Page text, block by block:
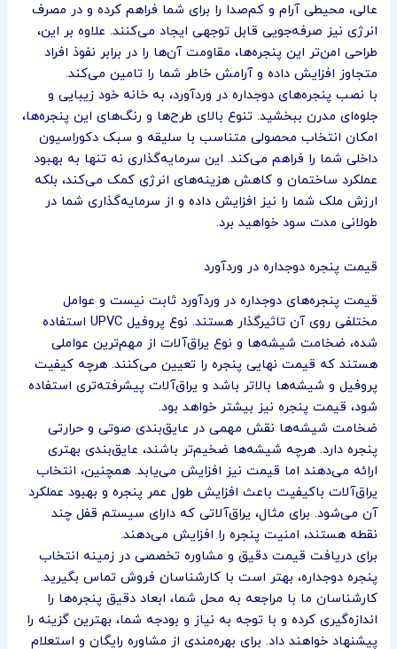
عالی، محیطی آرام و کم‌صدا را برای شما فراهم کرده و در مصرف
انرژی نیز صرفه‌جویی قابل توجهی ایجاد می‌کنند. علاوه بر این،
طراحی امن‌تر این پنجره‌ها، مقاومت آن‌ها را در برابر نفوذ افراد
متجاوز افزایش داده و آرامش خاطر شما را تامین می‌کند.
با نصب پنجره‌های دوجداره در وردآورد، به خانه خود زیبایی و
جلوه‌ای مدرن ببخشید. تنوع بالای طرح‌ها و رنگ‌های این پنجره‌ها،
امکان انتخاب محصولی متناسب با سلیقه و سبک دکوراسیون
داخلی شما را فراهم می‌کند. این سرمایه‌گذاری نه تنها به بهبود
عملکرد ساختمان و کاهش هزینه‌های انرژی کمک می‌کند، بلکه
ارزش ملک شما را نیز افزایش داده و از سرمایه‌گذاری شما در
طولانی مدت سود خواهید برد.
قیمت پنجره دوجداره در وردآورد
قیمت پنجره‌های دوجداره در وردآورد ثابت نیست و عوامل
مختلفی روی آن تاثیرگذار هستند. نوع پروفیل UPVC استفاده
شده، ضخامت شیشه‌ها و نوع یراق‌آلات از مهم‌ترین عواملی
هستند که قیمت نهایی پنجره را تعیین می‌کنند. هرچه کیفیت
پروفیل و شیشه‌ها بالاتر باشد و یراق‌آلات پیشرفته‌تری استفاده
شود، قیمت پنجره نیز بیشتر خواهد بود.
ضخامت شیشه‌ها نقش مهمی در عایق‌بندی صوتی و حرارتی
پنجره دارد. هرچه شیشه‌ها ضخیم‌تر باشند، عایق‌بندی بهتری
ارائه می‌دهند اما قیمت نیز افزایش می‌یابد. همچنین، انتخاب
یراق‌آلات باکیفیت باعث افزایش طول عمر پنجره و بهبود عملکرد
آن می‌شود. برای مثال، یراق‌آلاتی که دارای سیستم قفل چند
نقطه هستند، امنیت پنجره را افزایش می‌دهند.
برای دریافت قیمت دقیق و مشاوره تخصصی در زمینه انتخاب
پنجره دوجداره، بهتر است با کارشناسان فروش تماس بگیرید.
کارشناسان ما با مراجعه به محل شما، ابعاد دقیق پنجره‌ها را
اندازه‌گیری کرده و با توجه به نیاز و بودجه شما، بهترین گزینه را
پیشنهاد خواهند داد. برای بهره‌مندی از مشاوره رایگان و استعلام